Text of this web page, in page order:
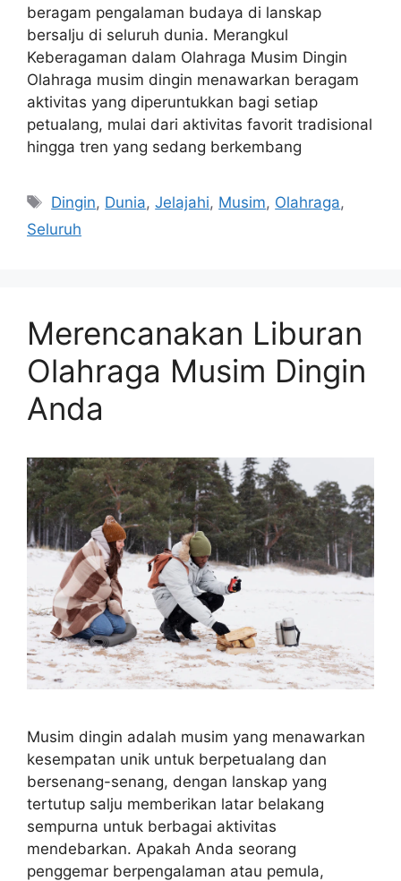
beragam pengalaman budaya di lanskap
bersalju di seluruh dunia. Merangkul
Keberagaman dalam Olahraga Musim Dingin
Olahraga musim dingin menawarkan beragam
aktivitas yang diperuntukkan bagi setiap
petualang, mulai dari aktivitas favorit tradisional
hingga tren yang sedang berkembang
Tags
Dingin, Dunia,Jelajahi, Musim, Olahraga,
Seluruh
Merencanakan Liburan
Olahraga Musim Dingin
Anda
Musim dingin adalah musim yang menawarkan
kesempatan unik untuk berpetualang dan
bersenang-senang, dengan lanskap yang
tertutup salju memberikan latar belakang
sempurna untuk berbagai aktivitas
mendebarkan. Apakah Anda seorang
penggemar berpengalaman atau pemula,